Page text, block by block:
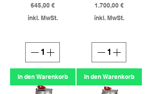
Preis
645,00 €
inkl. MwSt.
In den Warenkorb
Preis
1.700,00 €
inkl. MwSt.
In den Warenkorb